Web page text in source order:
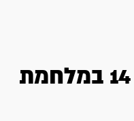
לא נחדל ! חטיבה 14 במלחמת